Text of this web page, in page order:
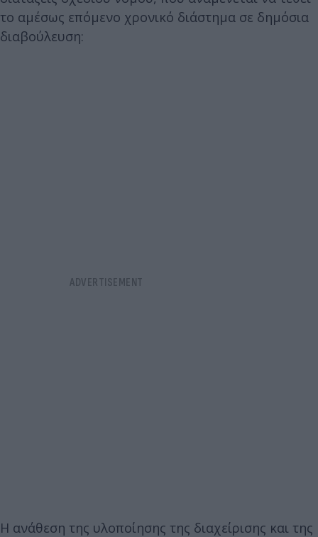
το αμέσως επόμενο χρονικό διάστημα σε δημόσια
διαβούλευση:
Η ανάθεση της υλοποίησης της διαχείρισης και της